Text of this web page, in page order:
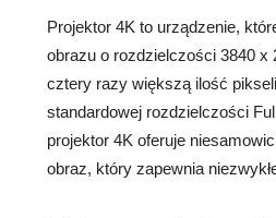
Projektor 4K to urządzenie,
obrazu o rozdzielczości 3840 x
cztery razy większą ilość
standardowej rozdzielczości
projektor 4K oferuje
obraz, który zapewnia